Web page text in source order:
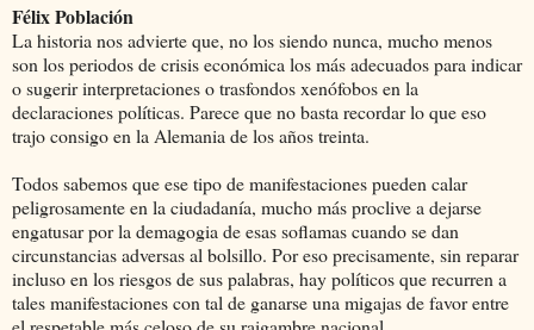
Félix Población
La historia nos advierte que, no los siendo nunca, mucho menos
son los periodos de crisis económica los más adecuados para indicar
o sugerir interpretaciones o trasfondos xenófobos en la
declaraciones políticas. Parece que no basta recordar lo que eso
trajo consigo en la Alemania de los años treinta.
Todos sabemos que ese tipo de manifestaciones pueden calar
peligrosamente en la ciudadanía, mucho más proclive a dejarse
engatusar por la demagogia de esas soflamas cuando se dan
circunstancias adversas al bolsillo. Por eso precisamente, sin reparar
incluso en los riesgos de sus palabras, hay políticos que recurren a
tales manifestaciones con tal de ganarse una migajas de favor entre